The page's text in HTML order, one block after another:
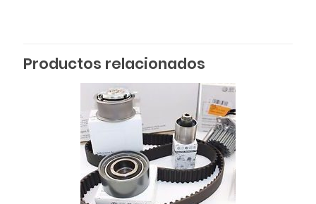
Productos relacionados